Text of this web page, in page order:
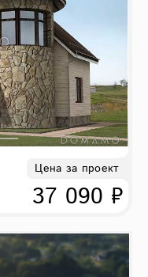
Цена за проект
37 090 ₽